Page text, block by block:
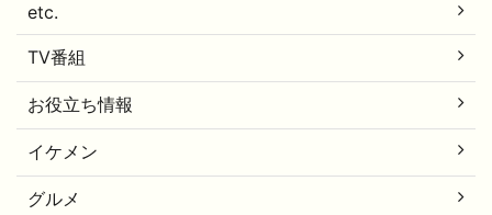
etc.
TV番組
お役立ち情報
イケメン
グルメ